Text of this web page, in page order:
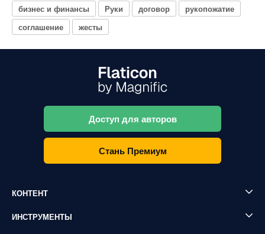
бизнес и финансы Руки договор
рукопожатие
соглашение
жесты
Доступ для авторов
Стань Премиум
КОНТЕНТ
ИНСТРУМЕНТЫ